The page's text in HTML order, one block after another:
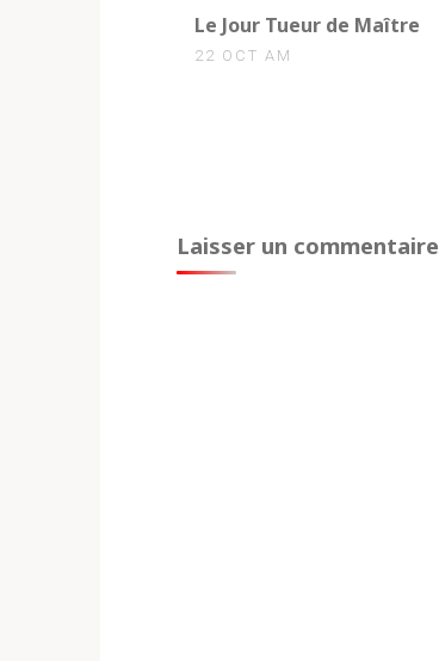
Le Jour Tueur de Maître
22 OCT AM
Laisser un commentaire